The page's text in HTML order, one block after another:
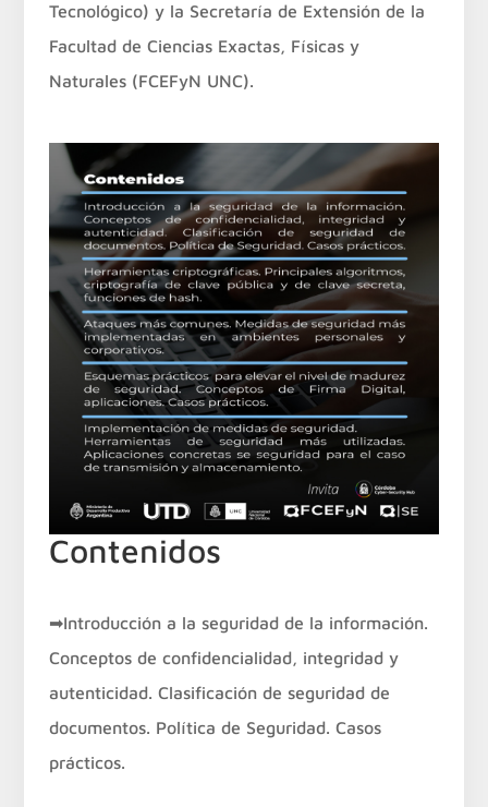
Tecnológico) y la Secretaría de Extensión de la
Facultad de Ciencias Exactas, Físicas y
Naturales (FCEFyN UNC).
Contenidos
➡Introducción a la seguridad de la información.
Conceptos de confidencialidad, integridad y
autenticidad. Clasificación de seguridad de
documentos. Política de Seguridad. Casos
prácticos.